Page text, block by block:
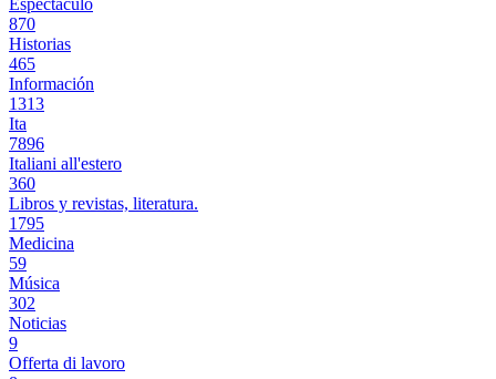
Espectáculo
870
Historias
465
Información
1313
Ita
7896
Italiani all'estero
360
Libros y revistas, literatura.
1795
Medicina
59
Música
302
Noticias
9
Offerta di lavoro